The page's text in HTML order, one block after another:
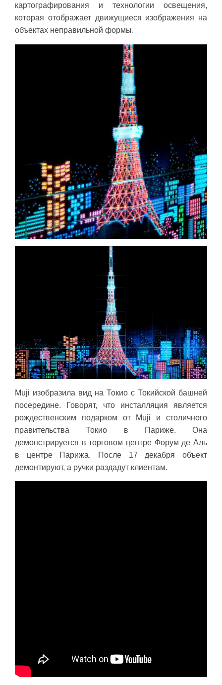
картографирования и технологии освещения,
которая отображает движущиеся изображения на
объектах неправильной формы.
Muji изобразила вид на Токио с Токийской башней
посередине. Говорят, что инсталляция является
рождественским подарком от Muji и столичного
правительства Токио в Париже. Она
демонстрируется в торговом центре Форум де Аль
в центре Парижа. После 17 декабря объект
демонтируют, а ручки раздадут клиентам.